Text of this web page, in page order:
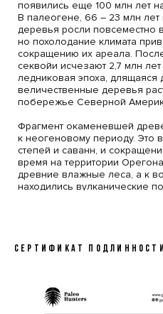
появились еще 100 млн лет
В палеогене, 66 – 23 млн лет
деревья росли повсеместно
но похолодание климата
сокращению их ареала.
секвойи исчезают 2,7 млн
ледниковая эпоха, длящаяся
величественные деревья
побережье Северной
Фрагмент окаменевшей
к неогеновому периоду. Это
степей и саванн, и
время на территории
древние влажные леса, а к
находились вулканические
Отполированный спил
сохранившаяся память о
далекие времена и
СЕРТИФИКАТ ПОДЛИННОСТИ